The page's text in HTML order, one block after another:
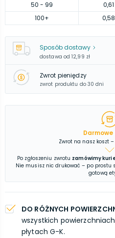
50 - 99 0,61
100+ 0,58
Sposób dostawy
dostawa od 12,99 zł
Zwrot pieniędzy
zwrot produktu do 30 dni
Zwrot na nasz koszt
Po zgłoszeniu zwrotu zamówimy
Nie musisz nic drukować – po prostu
gotową
DO RÓŻNYCH
wszystkich
płytach G-K.